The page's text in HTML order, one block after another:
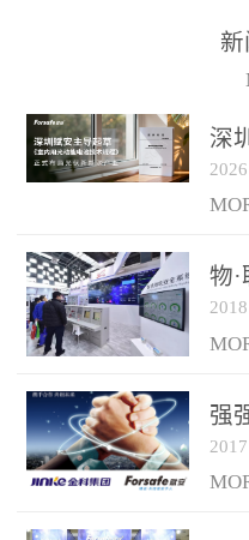
火灾隐患多。一旦发生火
传统的火灾关测器无法被
及时缺发，不能及早发现
和有效扑救火火，这不仅
力和闲难，同时也将造成
巨大的经济损失和社会影
响，基至还会造成人员伤
亡。图像型火灾探测器正
是针对这种高大空间建筑
物的消防设施、设备通过
现场图像的实时获取、预
处理和特征提取分析，实
现火焰的跟踪和识别。能
深
光
布
2026
物
赋
满
2018
强
集
2017